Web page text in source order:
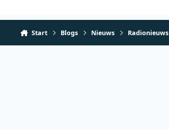
Start Blogs Nieuws Radionieuws